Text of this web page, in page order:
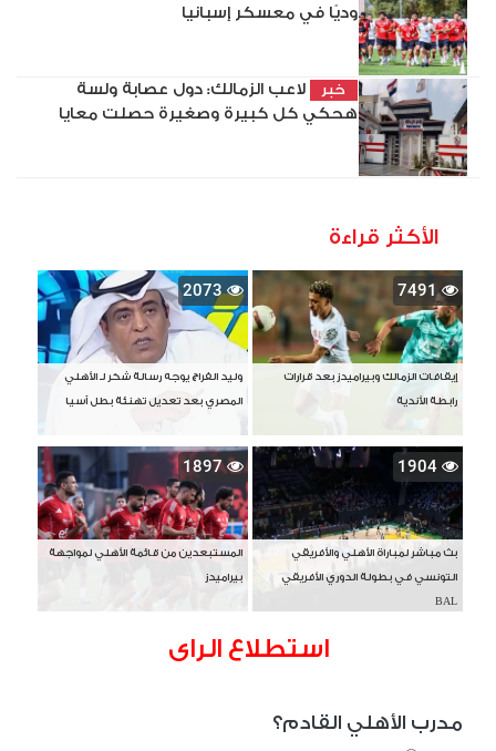
وديًا في معسكر إسبانيا
خبر
لاعب الزمالك: دول عصابة ولسة
هحكي كل كبيرة وصغيرة حصلت معايا
الأكثر قراءة
7491
إيقافات الزمالك وبيراميدز بعد قرارات
رابطة الأندية
2073
وليد الفراج يوجه رسالة شكر لـ الأهلي
المصري بعد تعديل تهنئة بطل آسيا
1904
بث مباشر لمباراة الأهلي والأفريقي
التونسي في بطولة الدوري الأفريقي
BAL
1897
المستبعدين من قائمة الأهلي لمواجهة
بيراميدز
استطلاع الراى
مدرب الأهلي القادم؟